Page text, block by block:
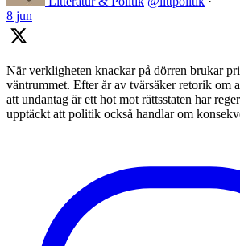
8 jun
När verkligheten knackar på dörren brukar
väntrummet. Efter år av tvärsäker retorik om
att undantag är ett hot mot rättsstaten har
upptäckt att politik också handlar om